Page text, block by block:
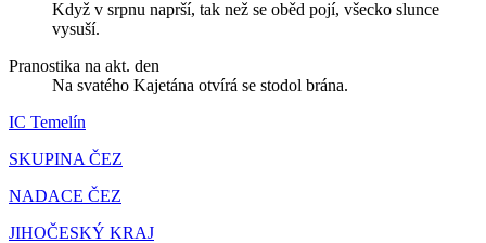
Když v srpnu naprší, tak než se oběd pojí, všecko slunce
vysuší.
Pranostika na akt. den
Na svatého Kajetána otvírá se stodol brána.
IC Temelín
SKUPINA ČEZ
NADACE ČEZ
JIHOČESKÝ KRAJ